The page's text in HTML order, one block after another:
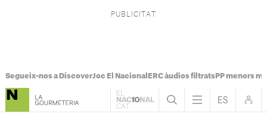
Segueix-nos a DiscoverJoc El Nacional ERC àudios filtratsPP menors